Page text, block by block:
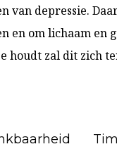
van depressie.
en om lichaam en
houdt zal dit zich